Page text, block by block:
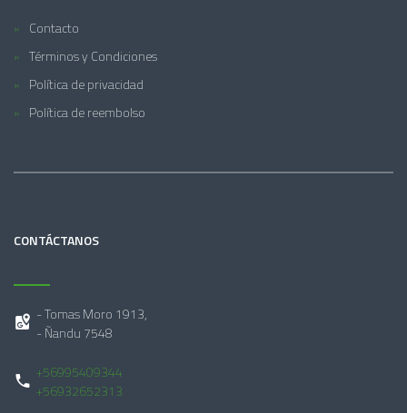
Contacto
Términos y Condiciones
Política de privacidad
Política de reembolso
CONTÁCTANOS
- Tomas Moro 1913,
- Ñandu 7548
+56995409344
+56932652313